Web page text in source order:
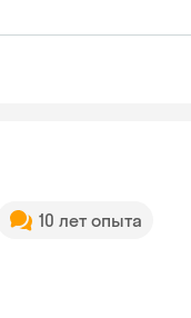
10 лет опыта